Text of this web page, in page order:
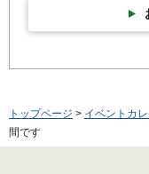
トップページ > イベントカ
間です